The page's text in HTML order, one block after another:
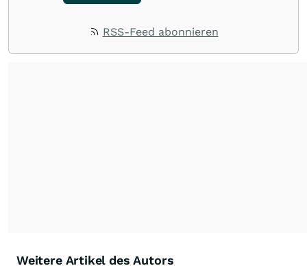
RSS-Feed abonnieren
Weitere Artikel des Autors